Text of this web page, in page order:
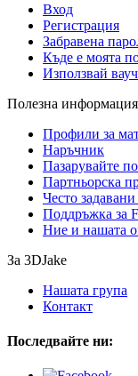
Вход
Регистрация
Забравена
Къде е моята
Използвай
Полезна информация
Профили за
Наръчник
Пазарувайте
Партньорска
Често
Поддръжка за
Ние и нашата
За 3DJake
Нашата група
Контакт
Последвайте ни: